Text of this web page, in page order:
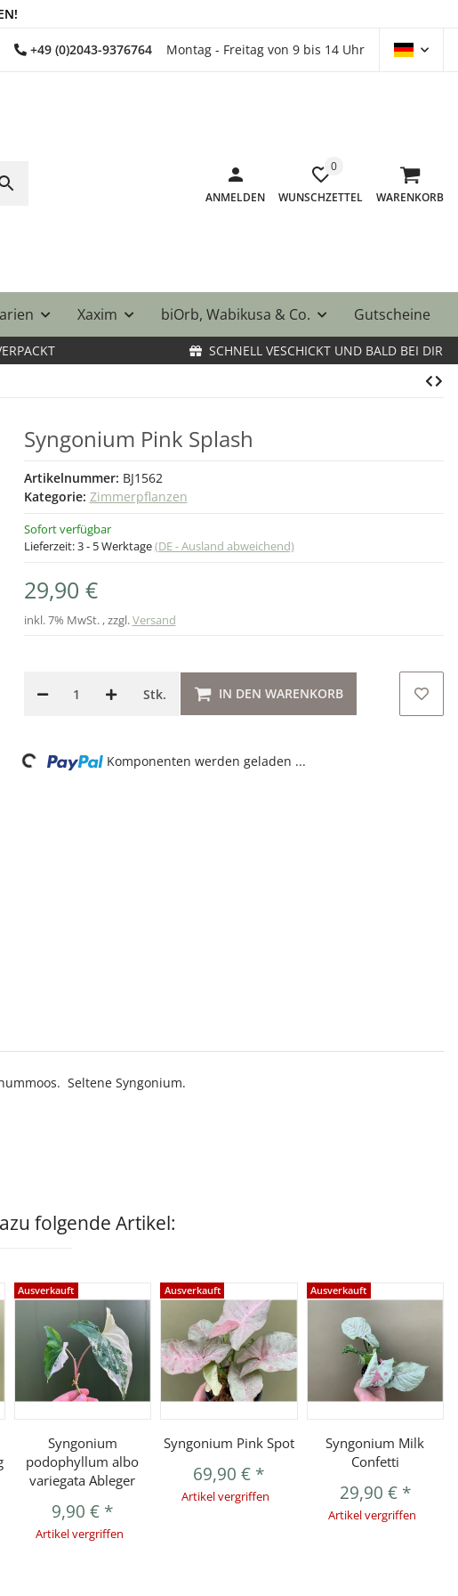
+49 (0)2043-9376764 Montag - Freitag von 9 bis 14 Uhr
ANMELDEN
0
WUNSCHZETTEL WARENKORB
Xaxim biOrb, Wabikusa & Co. Gutscheine
SCHNELL VESCHICKT UND BALD BEI DIR
Syngonium Pink Splash
Artikelnummer: BJ1562
Kategorie: Zimmerpflanzen
Sofort verfügbar
Lieferzeit:3 - 5 Werktage(DE - Ausland abweichend)
29,90 €
inkl. 7% MwSt. , zzgl.Versand
Stk. IN DEN WARENKORB
Loading... Komponenten werden geladen ...
Seltene Syngonium.
folgende Artikel:
Ausverkauft
Syngonium
podophyllum albo
variegata Ableger
9,90 € *
Artikel vergriffen
Ausverkauft
Syngonium Pink Spot
69,90 € *
Artikel vergriffen
Ausverkauft
Syngonium Milk
Confetti
29,90 € *
Artikel vergriffen